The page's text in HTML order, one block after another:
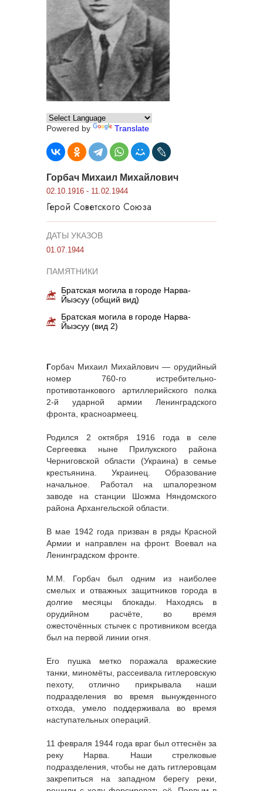
Powered by Translate
Горбач Михаил Михайлович
02.10.1916 - 11.02.1944
Герой Советского Союза
ДАТЫ УКАЗОВ
01.07.1944
ПАМЯТНИКИ
Братская могила в городе Нарва-
Йыэсуу (общий вид)
Братская могила в городе Нарва-
Йыэсуу (вид 2)
Горбач Михаил Михайлович — орудийный
номер 760-го истребительно-
противотанкового артиллерийского полка
2-й ударной армии Ленинградского
фронта, красноармеец.
Родился 2 октября 1916 года в селе
Сергеевка ныне Прилукского района
Черниговской области (Украина) в семье
крестьянина. Украинец. Образование
начальное. Работал на шпалорезном
заводе на станции Шожма Няндомского
района Архангельской области.
В мае 1942 года призван в ряды Красной
Армии и направлен на фронт. Воевал на
Ленинградском фронте.
М.М. Горбач был одним из наиболее
смелых и отважных защитников города в
долгие месяцы блокады. Находясь в
орудийном расчёте, во время
ожесточённых стычек с противником всегда
был на первой линии огня.
Его пушка метко поражала вражеские
танки, миномёты, рассеивала гитлеровскую
пехоту, отлично прикрывала наши
подразделения во время вынужденного
отхода, умело поддерживала во время
наступательных операций.
11 февраля 1944 года враг был оттеснён за
реку Нарва. Наши стрелковые
подразделения, чтобы не дать гитлеровцам
закрепиться на западном берегу реки,